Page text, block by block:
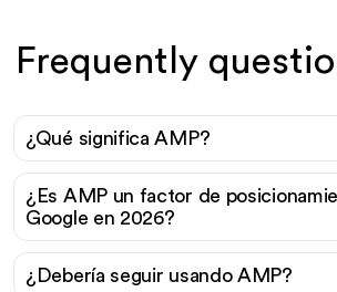
Frequently
¿Qué significa AMP?
¿Es AMP un factor de
Google en 2026?
¿Debería seguir usando AMP?